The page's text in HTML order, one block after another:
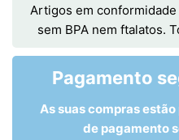
Artigos em
sem BPA nem ftalatos.
Pagamento
As suas compras
de pagamento